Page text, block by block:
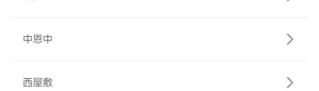
中恩中
西屋敷